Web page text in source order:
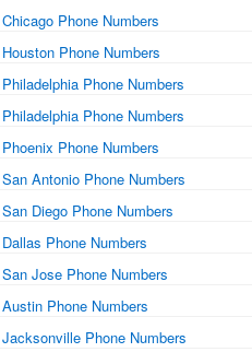
Chicago Phone Numbers
Houston Phone Numbers
Philadelphia Phone Numbers
Philadelphia Phone Numbers
Phoenix Phone Numbers
San Antonio Phone Numbers
San Diego Phone Numbers
Dallas Phone Numbers
San Jose Phone Numbers
Austin Phone Numbers
Jacksonville Phone Numbers